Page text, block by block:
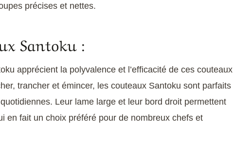
précises et nettes.
Santoku :
apprécient la polyvalence et l’efficacité de ces couteaux
trancher et émincer, les couteaux Santoku sont parfaits
Leur lame large et leur bord droit permettent
en fait un choix préféré pour de nombreux chefs et